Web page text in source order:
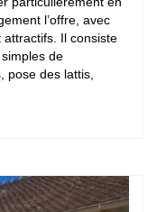
l’offre, avec
Il consiste
de
pose des lattis,